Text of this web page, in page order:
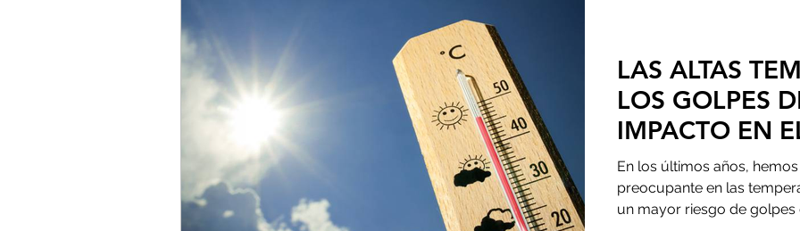
LAS ALTAS
LOS GOLPES
IMPACTO EN
LAS
En los últimos años,
preocupante en las
un mayor riesgo de golpes